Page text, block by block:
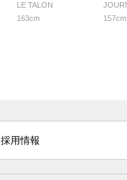
LE TALON
163cm
157cm
採用情報